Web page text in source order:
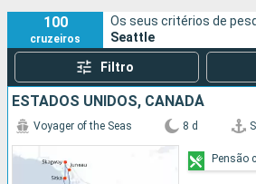
montanhas, Seattle é uma fusão de
oferecendo actividades desde caiaque
caminhadas nas florestas tropicais
100
cruzeiros
Os seus critérios de
Seattle
Filtro
ESTADOS UNIDOS, CANADÁ
Voyager of the Seas 8 d
Pensão